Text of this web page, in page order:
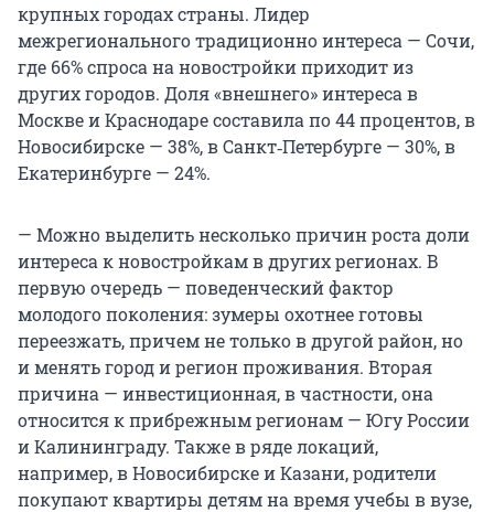
крупных городах страны. Лидер
межрегионального традиционно интереса — Сочи,
где 66% спроса на новостройки приходит из
других городов. Доля «внешнего» интереса в
Москве и Краснодаре составила по 44 процентов, в
Новосибирске — 38%, в Санкт‑Петербурге — 30%, в
Екатеринбурге — 24%.
— Можно выделить несколько причин роста доли
интереса к новостройкам в других регионах. В
первую очередь — поведенческий фактор
молодого поколения: зумеры охотнее готовы
переезжать, причем не только в другой район, но
и менять город и регион проживания. Вторая
причина — инвестиционная, в частности, она
относится к прибрежным регионам — Югу России
и Калининграду. Также в ряде локаций,
например, в Новосибирске и Казани, родители
покупают квартиры детям на время учебы в вузе,